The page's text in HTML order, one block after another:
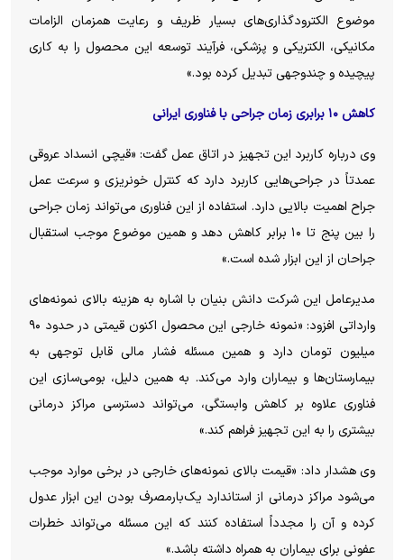
موضوع الکترودگذاری‌های بسیار ظریف و رعایت همزمان الزامات
مکانیکی، الکتریکی و پزشکی، فرآیند توسعه این محصول را به کاری
پیچیده و چندوجهی تبدیل کرده بود.»
کاهش ۱۰ برابری زمان جراحی با فناوری ایرانی
وی درباره کاربرد این تجهیز در اتاق عمل گفت: «قیچی انسداد عروقی
عمدتاً در جراحی‌هایی کاربرد دارد که کنترل خونریزی و سرعت عمل
جراح اهمیت بالایی دارد. استفاده از این فناوری می‌تواند زمان جراحی
را بین پنج تا ۱۰ برابر کاهش دهد و همین موضوع موجب استقبال
جراحان از این ابزار شده است.»
مدیرعامل این شرکت دانش بنیان با اشاره به هزینه بالای نمونه‌های
وارداتی افزود: «نمونه خارجی این محصول اکنون قیمتی در حدود ۹۰
میلیون تومان دارد و همین مسئله فشار مالی قابل توجهی به
بیمارستان‌ها و بیماران وارد می‌کند. به همین دلیل، بومی‌سازی این
فناوری علاوه بر کاهش وابستگی، می‌تواند دسترسی مراکز درمانی
بیشتری را به این تجهیز فراهم کند.»
وی هشدار داد: «قیمت بالای نمونه‌های خارجی در برخی موارد موجب
می‌شود مراکز درمانی از استاندارد یک‌بارمصرف بودن این ابزار عدول
کرده و آن را مجدداً استفاده کنند که این مسئله می‌تواند خطرات
عفونی برای بیماران به همراه داشته باشد.»